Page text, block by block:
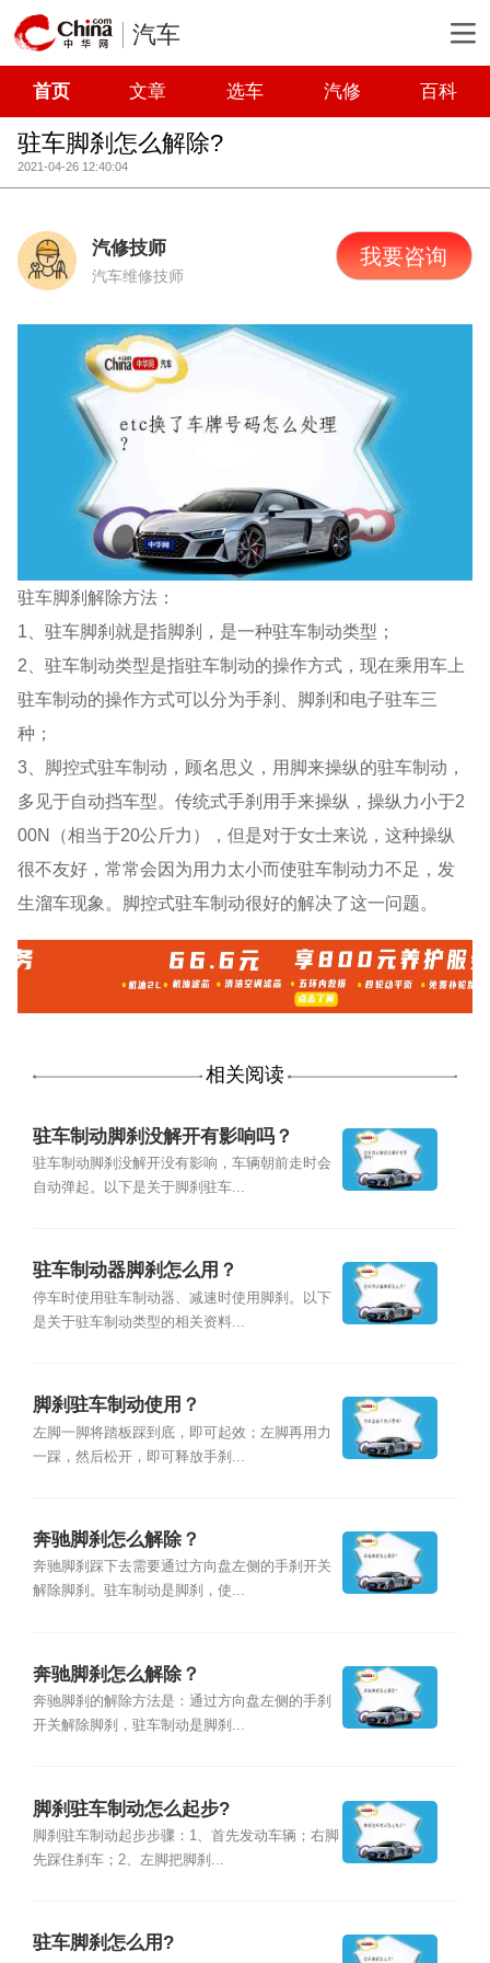
汽车
首页 文章 选车 汽修 百科
驻车脚刹怎么解除?
2021-04-26 12:40:04
汽修技师
汽车维修技师
我要咨询
驻车脚刹解除方法：
1、驻车脚刹就是指脚刹，是一种驻车制动类型；
2、驻车制动类型是指驻车制动的操作方式，现在乘用车上
驻车制动的操作方式可以分为手刹、脚刹和电子驻车三
种；
3、脚控式驻车制动，顾名思义，用脚来操纵的驻车制动，
多见于自动挡车型。传统式手刹用手来操纵，操纵力小于2
00N（相当于20公斤力），但是对于女士来说，这种操纵
很不友好，常常会因为用力太小而使驻车制动力不足，发
生溜车现象。脚控式驻车制动很好的解决了这一问题。
相关阅读
驻车制动脚刹没解开有影响吗？
驻车制动脚刹没解开没有影响，车辆朝前走时会
自动弹起。以下是关于脚刹驻车...
驻车制动器脚刹怎么用？
停车时使用驻车制动器、减速时使用脚刹。以下
是关于驻车制动类型的相关资料...
脚刹驻车制动使用？
左脚一脚将踏板踩到底，即可起效；左脚再用力
一踩，然后松开，即可释放手刹...
奔驰脚刹怎么解除？
奔驰脚刹踩下去需要通过方向盘左侧的手刹开关
解除脚刹。驻车制动是脚刹，使...
奔驰脚刹怎么解除？
奔驰脚刹的解除方法是：通过方向盘左侧的手刹
开关解除脚刹，驻车制动是脚刹...
脚刹驻车制动怎么起步?
脚刹驻车制动起步步骤：1、首先发动车辆；右脚
先踩住刹车；2、左脚把脚刹...
驻车脚刹怎么用?